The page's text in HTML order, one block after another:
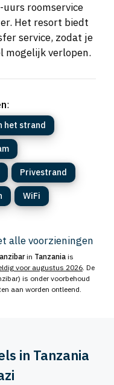
roomservice
Het resort biedt
service, zodat je
mogelijk verlopen.
:
het strand
Privestrand
WiFi
alle voorzieningen
in Tanzania is
voor augustus 2026. De
is onder voorbehoud
aan worden ontleend.
in Tanzania